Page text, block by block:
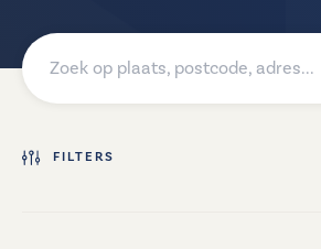
FILTERS